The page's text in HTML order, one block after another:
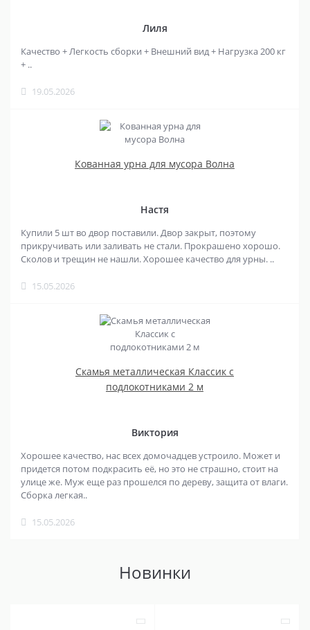
Лиля
Качество + Легкость сборки + Внешний вид + Нагрузка 200 кг
+ ..
19.05.2026
Кованная урна для мусора Волна
Настя
Купили 5 шт во двор поставили. Двор закрыт, поэтому
прикручивать или заливать не стали. Прокрашено хорошо.
Сколов и трещин не нашли. Хорошее качество для урны. ..
15.05.2026
Скамья металлическая Классик с
подлокотниками 2 м
Виктория
Хорошее качество, нас всех домочадцев устроило. Может и
придется потом подкрасить её, но это не страшно, стоит на
улице же. Муж еще раз прошелся по дереву, защита от влаги.
Сборка легкая..
15.05.2026
Новинки